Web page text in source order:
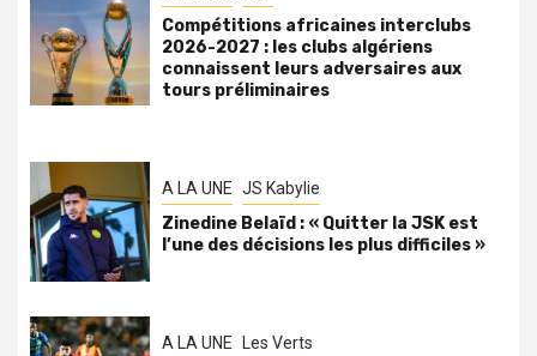
Compétitions africaines interclubs
2026-2027 : les clubs algériens
connaissent leurs adversaires aux
tours préliminaires
A LA UNE JS Kabylie
Zinedine Belaïd : « Quitter la JSK est
l’une des décisions les plus difficiles »
A LA UNE Les Verts